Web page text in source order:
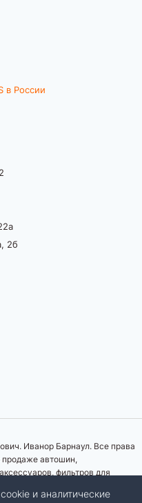
в России
2б
Иванор Барнаул. Все права
автошин,
фильтров для
информация о товарах, их
и аналитические